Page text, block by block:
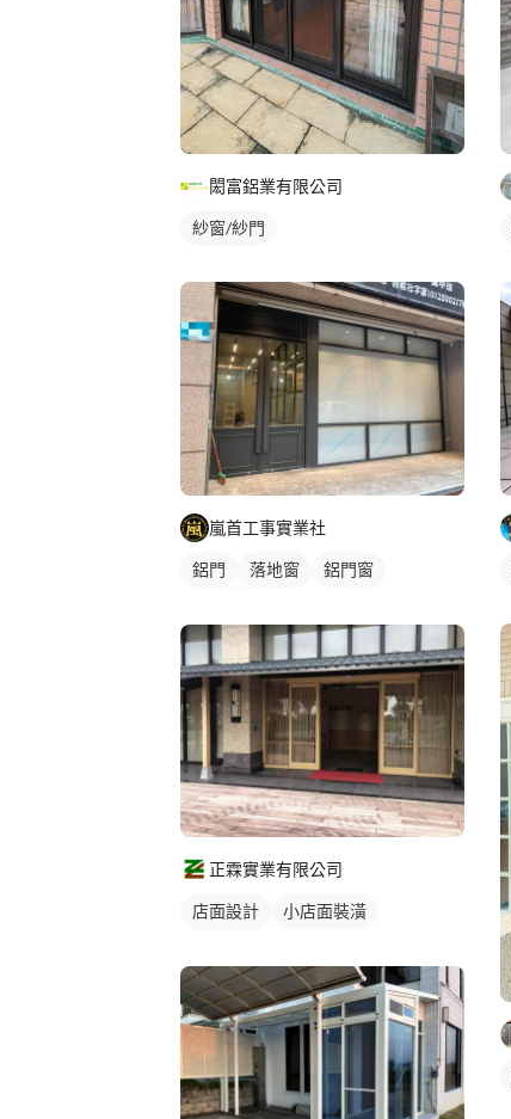
閎富鋁業有限公司
紗窗/紗門
嵐首工事實業社
鋁門 落地窗
鋁門窗
正霖實業有限公司
店面設計
小店面裝潢